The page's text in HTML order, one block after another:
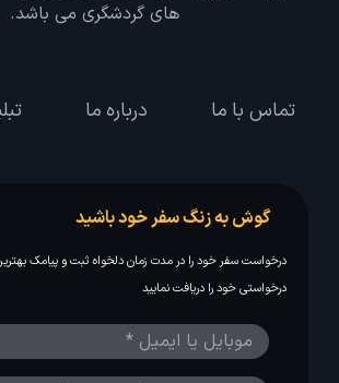
های گردشگری می باشد.
تماس با ما درباره ما
گوش به زنگ سفر خود باشید
درخواست سفر خود را در مدت زمان دلخواه ثبت و پیامک
درخواستی خود را دریافت نمایید